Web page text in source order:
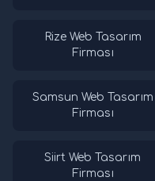
Rize Web Tasarım
Firması
Samsun Web Tasarım
Firması
Siirt Web Tasarım
Firması